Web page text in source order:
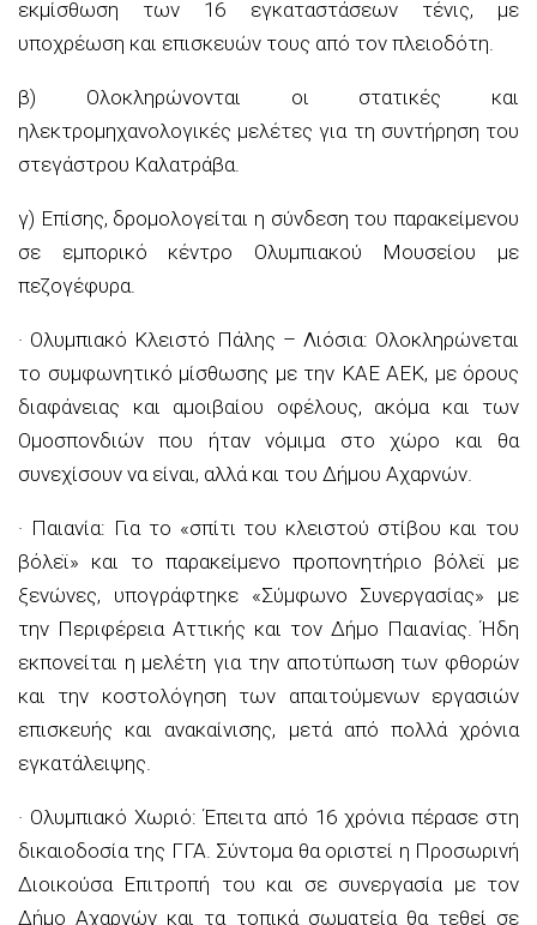
εκμίσθωση των 16 εγκαταστάσεων τένις, με
υποχρέωση και επισκευών τους από τον πλειοδότη.
β) Ολοκληρώνονται οι στατικές και
ηλεκτρομηχανολογικές μελέτες για τη συντήρηση του
στεγάστρου Καλατράβα.
γ) Επίσης, δρομολογείται η σύνδεση του παρακείμενου
σε εμπορικό κέντρο Ολυμπιακού Μουσείου με
πεζογέφυρα.
· Ολυμπιακό Κλειστό Πάλης – Λιόσια: Ολοκληρώνεται
το συμφωνητικό μίσθωσης με την ΚΑΕ ΑΕΚ, με όρους
διαφάνειας και αμοιβαίου οφέλους, ακόμα και των
Ομοσπονδιών που ήταν νόμιμα στο χώρο και θα
συνεχίσουν να είναι, αλλά και του Δήμου Αχαρνών.
· Παιανία: Για το «σπίτι του κλειστού στίβου και του
βόλεϊ» και το παρακείμενο προπονητήριο βόλεϊ με
ξενώνες, υπογράφτηκε «Σύμφωνο Συνεργασίας» με
την Περιφέρεια Αττικής και τον Δήμο Παιανίας. Ήδη
εκπονείται η μελέτη για την αποτύπωση των φθορών
και την κοστολόγηση των απαιτούμενων εργασιών
επισκευής και ανακαίνισης, μετά από πολλά χρόνια
εγκατάλειψης.
· Ολυμπιακό Χωριό: Έπειτα από 16 χρόνια πέρασε στη
δικαιοδοσία της ΓΓΑ. Σύντομα θα οριστεί η Προσωρινή
Διοικούσα Επιτροπή του και σε συνεργασία με τον
Δήμο Αχαρνών και τα τοπικά σωματεία θα τεθεί σε